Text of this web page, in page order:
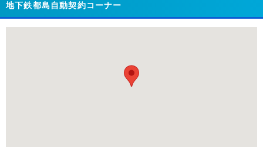
商品を根拠なくPRするものではなく、当編集部の調査／ユーザーへの口コミ収集な
どに基づき、公平性を担保した情報提供を行っています。
>提携企業一覧
地下鉄都島自動契約コーナー